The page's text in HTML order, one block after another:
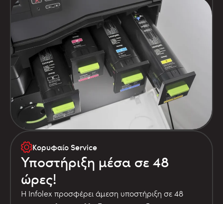
Κορυφαίο Service
Υποστήριξη μέσα σε 48
ώρες!
Η Infolex προσφέρει άμεση υποστήριξη σε 48